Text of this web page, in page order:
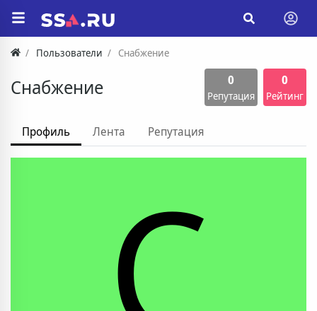
Пользователи Снабжение
Снабжение 0
Репутация
0
Рейтинг
Профиль Лента Репутация